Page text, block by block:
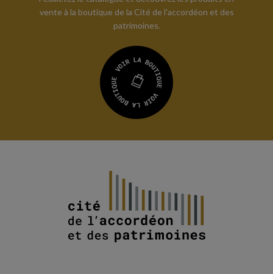
vente à la boutique de la Cité de l'accordéon et des
patrimoines.